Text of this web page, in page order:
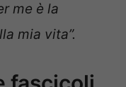
me è la
mia vita”.